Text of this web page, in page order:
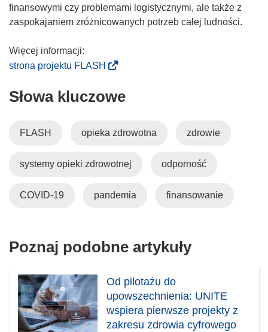
i
e
finansowymi czy problemami logistycznymi, ale także z
zaspokajaniem zróżnicowanych potrzeb całej ludności.
strona projektu FLASH
d
ś
i
o
r
y
s
i
ę
Słowa kluczowe
FLASH opieka zdrowotna zdrowie
systemy opieki zdrowotnej odporność
COVID-19 pandemia finansowanie
Poznaj podobne artykuły
Od pilotażu do
upowszechnienia: UNITE
wspiera pierwsze projekty z
zakresu zdrowia cyfrowego